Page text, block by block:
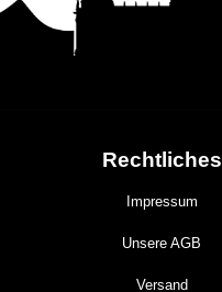
Rechtliches
Impressum
Unsere AGB
Versand